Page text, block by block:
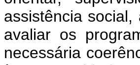
assistência
avaliar os
necessária